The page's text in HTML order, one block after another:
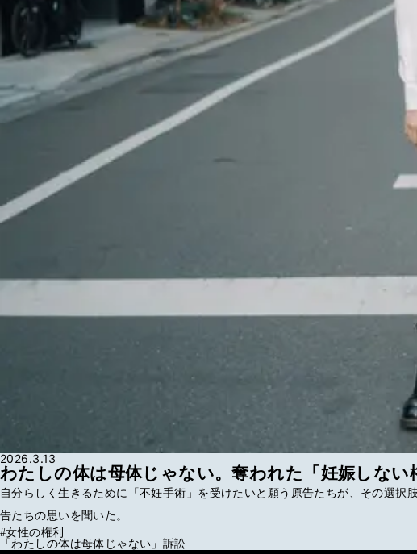
2026.3.13
わたしの体は母体じゃない。奪われた「妊娠しな
自分らしく生きるために「不妊手術」を受けたいと願う原告たちが、その選
告たちの思いを聞いた。
#女性の権利
「わたしの体は母体じゃない」訴訟